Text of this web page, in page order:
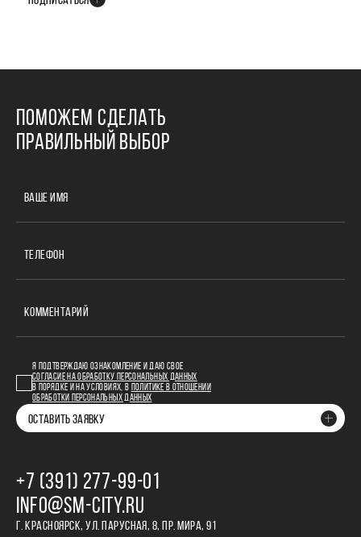
ПОМОЖЕМ СДЕЛАТЬ
ПРАВИЛЬНЫЙ ВЫБОР
ВАШЕ ИМЯ
ТЕЛЕФОН
КОММЕНТАРИЙ
Я ПОДТВЕРЖДАЮ ОЗНАКОМЛЕНИЕ И ДАЮ СВОЕ
СОГЛАСИЕ НА ОБРАБОТКУ ПЕРСОНАЛЬНЫХ ДАННЫХ
В ПОРЯДКЕ И НА УСЛОВИЯХ, В
ПОЛИТИКЕ В ОТНОШЕНИИ
ОБРАБОТКИ ПЕРСОНАЛЬНЫХ ДАННЫХ
ОСТАВИТЬ ЗАЯВКУ
+7 (391) 277‒99‒01
INFO@SM-CITY.RU
Г. КРАСНОЯРСК, УЛ. ПАРУСНАЯ, 8, ПР. МИРА, 91